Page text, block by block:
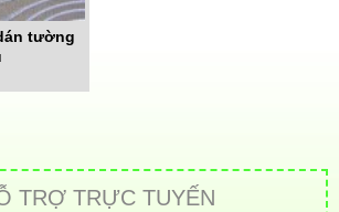
tường
TRỢ TRỰC TUYẾN